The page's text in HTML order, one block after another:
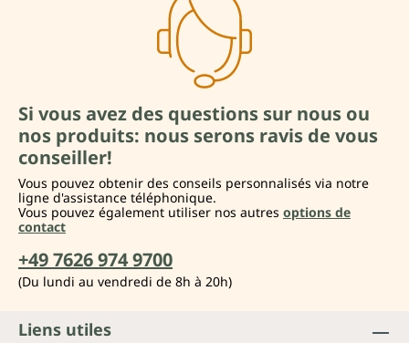
Si vous avez des questions sur nous ou
nos produits: nous serons ravis de vous
conseiller!
Vous pouvez obtenir des conseils personnalisés via notre
ligne d'assistance téléphonique.
Vous pouvez également utiliser nos autres options de
contact
+49 7626 974 9700
(Du lundi au vendredi de 8h à 20h)
Liens utiles